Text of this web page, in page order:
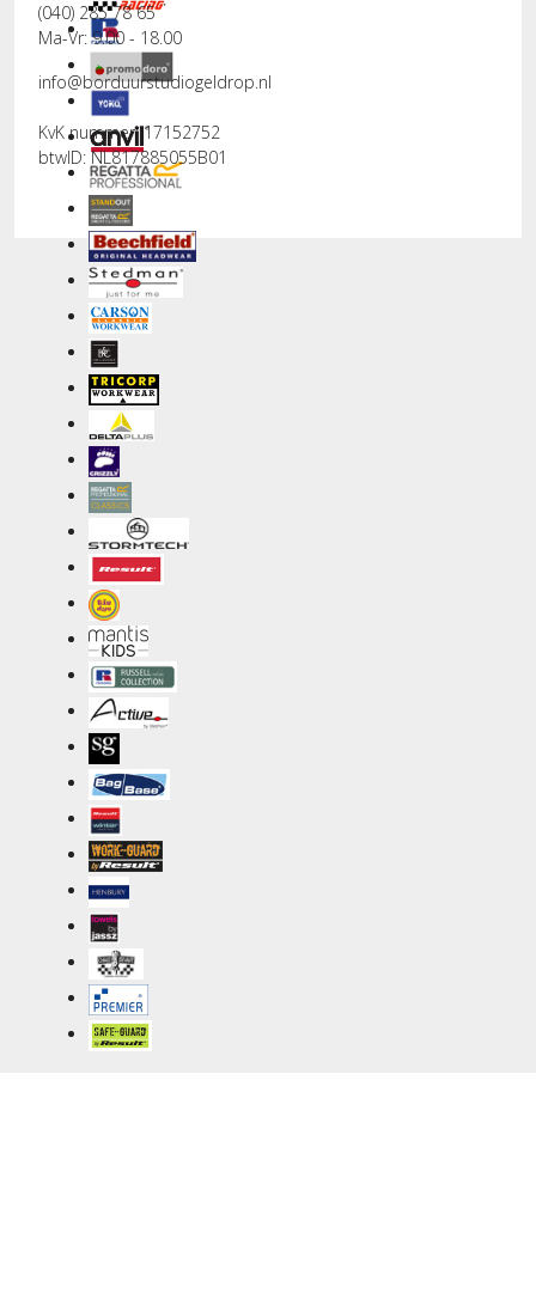
(040) 285 78 65
Ma-Vr: 9.00 - 18.00
info@borduurstudiogeldrop.nl
KvK nummer: 17152752
btwID: NL817885055B01